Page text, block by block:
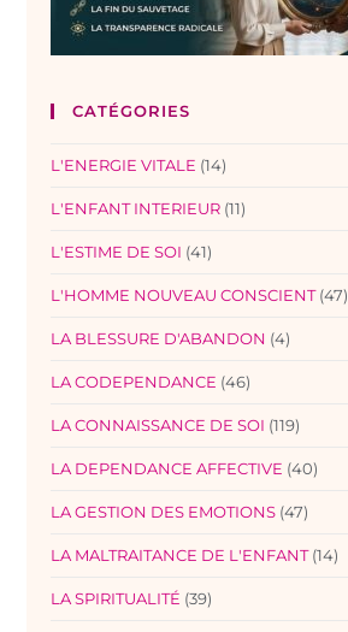
CATÉGORIES
L'ENERGIE VITALE (14)
L'ENFANT INTERIEUR (11)
L'ESTIME DE SOI (41)
L'HOMME NOUVEAU CONSCIENT (47)
LA BLESSURE D'ABANDON (4)
LA CODEPENDANCE (46)
LA CONNAISSANCE DE SOI (119)
LA DEPENDANCE AFFECTIVE (40)
LA GESTION DES EMOTIONS (47)
LA MALTRAITANCE DE L'ENFANT (14)
LA SPIRITUALITÉ (39)